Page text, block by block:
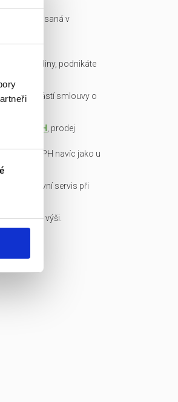
je zapsaná v
má IČ.
do hodiny, podnikáte
je součástí smlouvy o
podílu.
DPH , prodej
platit DPH navíc jako u
a právní servis při
my!
v plné výši.